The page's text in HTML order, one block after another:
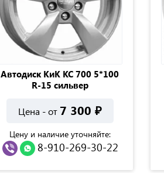
Автодиск КиК КС 700 5*100
R-15 сильвер
Цена - от 7 300 ₽
Цену и наличие уточняйте:
8-910-269-30-22